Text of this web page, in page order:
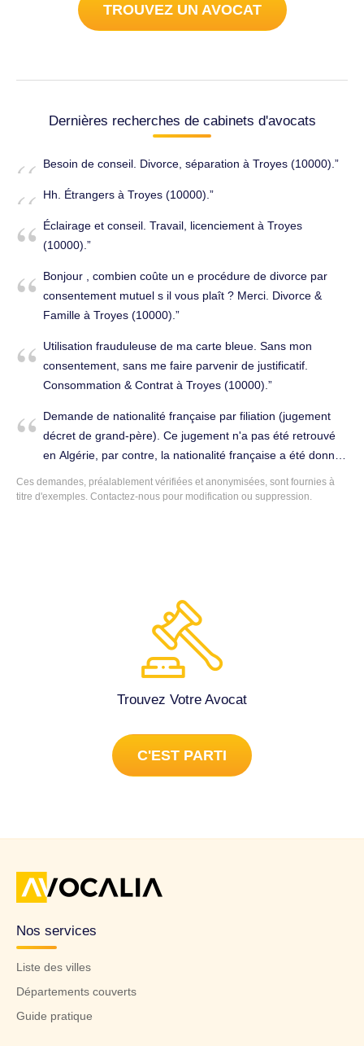
TROUVEZ UN AVOCAT
Dernières recherches de cabinets d'avocats
Besoin de conseil. Divorce, séparation à Troyes (10000).
Hh. Étrangers à Troyes (10000).
Éclairage et conseil. Travail, licenciement à Troyes
(10000).
Bonjour , combien coûte un e procédure de divorce par
consentement mutuel s il vous plaît ? Merci. Divorce &
Famille à Troyes (10000).
Utilisation frauduleuse de ma carte bleue. Sans mon
consentement, sans me faire parvenir de justificatif.
Consommation & Contrat à Troyes (10000).
Demande de nationalité française par filiation (jugement
décret de grand-père). Ce jugement n'a pas été retrouvé
en Algérie, par contre, la nationalité française a été donnée
à un frère et pas à une sœur de la même famille. Cette
dernière a maintenant 87 ans et son père était dans
Ces demandes, préalablement vérifiées et anonymisées, sont fournies à
titre d'exemples. Contactez-nous pour modification ou suppression.
Trouvez Votre Avocat
C'EST PARTI
Nos services
Liste des villes
Départements couverts
Guide pratique